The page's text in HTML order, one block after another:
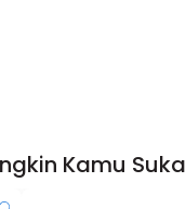
Kamu Suka